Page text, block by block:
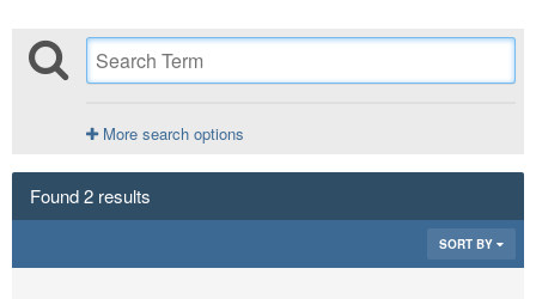
More search options
Found 2 results
SORT BY